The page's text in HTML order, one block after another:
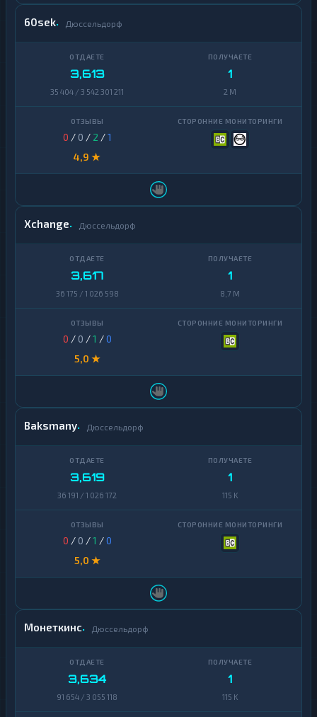
60sek Дюссельдорф
3,613
35 404 / 3 542 301 211
1
2 M
0 / 0 / 2 /1
4,9 ★
Xchange Дюссельдорф
3,617
36 175 / 1 026 598
1
8,7 M
0 / 0 /1 /0
5,0 ★
Baksmany Дюссельдорф
3,619
36 191 / 1 026 172
1
115 K
0 / 0 /1 /0
5,0 ★
Монеткинс Дюссельдорф
3,634
91 654 / 3 055 118
1
115 K